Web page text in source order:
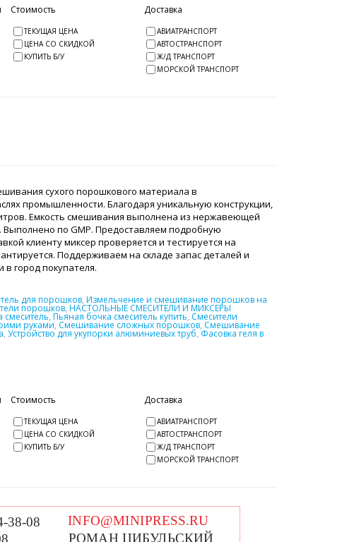
Стоимость
ТЕКУЩАЯ ЦЕНА
ЦЕНА СО СКИДКОЙ
КУПИТЬ Б/У
Доставка
АВИАТРАНСПОРТ
АВТОСТРАНСПОРТ
Ж/Д ТРАНСПОРТ
МОРСКОЙ ТРАНСПОРТ
сухого порошкового материала в
промышленности. Благодаря уникальную конструкции,
Емкость смешивания выполнена из нержавеющей
по GMP. Предоставляем подробную
клиенту миксер проверяется и тестируется на
Поддерживаем на складе запас деталей и
город покупателя.
для порошков, Измельчение и смешивание порошков на
порошков, НАСТОЛЬНЫЕ СМЕСИТЕЛИ И МИКСЕРЫ
смеситель, Пьяная бочка смеситель купить, Смесители
руками, Смешивание сложных порошков, Смешивание
, Устройство для укупорки алюминиевых труб,Фасовка геля в
Стоимость
ТЕКУЩАЯ ЦЕНА
ЦЕНА СО СКИДКОЙ
КУПИТЬ Б/У
Доставка
АВИАТРАНСПОРТ
АВТОСТРАНСПОРТ
Ж/Д ТРАНСПОРТ
МОРСКОЙ ТРАНСПОРТ